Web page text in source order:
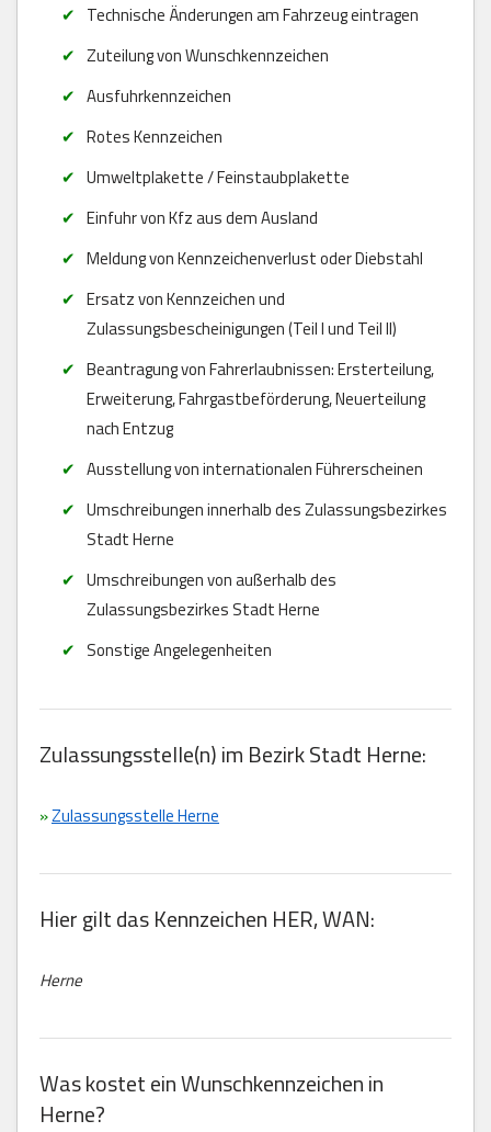
Technische Änderungen am Fahrzeug eintragen
Zuteilung von Wunschkennzeichen
Ausfuhrkennzeichen
Rotes Kennzeichen
Umweltplakette / Feinstaubplakette
Einfuhr von Kfz aus dem Ausland
Meldung von Kennzeichenverlust oder Diebstahl
Ersatz von Kennzeichen und
Zulassungsbescheinigungen (Teil I und Teil II)
Beantragung von Fahrerlaubnissen: Ersterteilung,
Erweiterung, Fahrgastbeförderung, Neuerteilung
nach Entzug
Ausstellung von internationalen Führerscheinen
Umschreibungen innerhalb des Zulassungsbezirkes
Stadt Herne
Umschreibungen von außerhalb des
Zulassungsbezirkes Stadt Herne
Sonstige Angelegenheiten
Zulassungsstelle(n) im Bezirk Stadt Herne:
»Zulassungsstelle Herne
Hier gilt das Kennzeichen HER, WAN:
Herne
Was kostet ein Wunschkennzeichen in
Herne?